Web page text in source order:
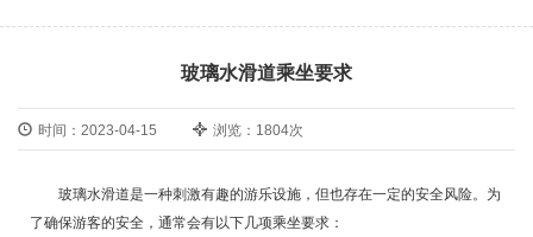
玻璃水滑道乘坐要求
时间：2023-04-15 浏览：1804次
玻璃水滑道是一种刺激有趣的游乐设施，但也存在一定的安全风险。为
了确保游客的安全，通常会有以下几项乘坐要求：